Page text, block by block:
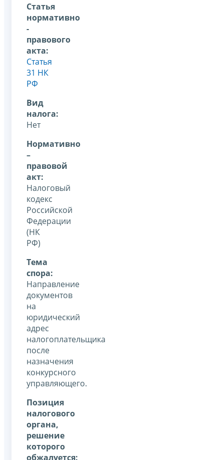
Статья
нормативно
-
правового
акта:
Статья
31 НК
РФ
Вид
налога:
Нет
Нормативно
–
правовой
акт:
Налоговый
кодекс
Российской
Федерации
(НК
РФ)
Тема
спора:
Направление
документов
на
юридический
адрес
налогоплательщика
после
назначения
конкурсного
управляющего.
Позиция
налогового
органа,
решение
которого
обжалуется: